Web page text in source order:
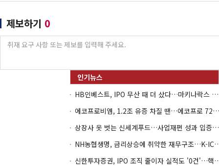
제보하기 0
HB인베스트, IPO 무산 때 더 샀다…마키나락스 투자 2.7배 회수
에코프로비엠, 1.2조 유증 차질 땐…에코프로 7270억 '독박'
상장사 옷 벗는 신세계푸드…사업재편 성과 입증할까
NH농협생명, 금리상승에 취
신한투자증권, IPO 조직 줄